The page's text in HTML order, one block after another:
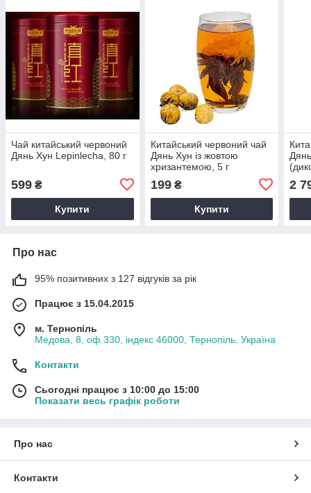
Чай китайський червоний
Дянь Хун Lepinlecha, 80 г
599 ₴
Купити
Китайський червоний чай
Дянь Хун із жовтою
хризантемою, 5 г
199₴
Купити
2
Про нас
95% позитивних з 127 відгуків за рік
Працює з 15.04.2015
м. Тернопіль
Медова, 8, оф.330, індекс 46000, Тернопіль, Україна
Контакти
Сьогодні працює з 10:00 до 15:00
Показати весь графік роботи
Про нас
Контакти